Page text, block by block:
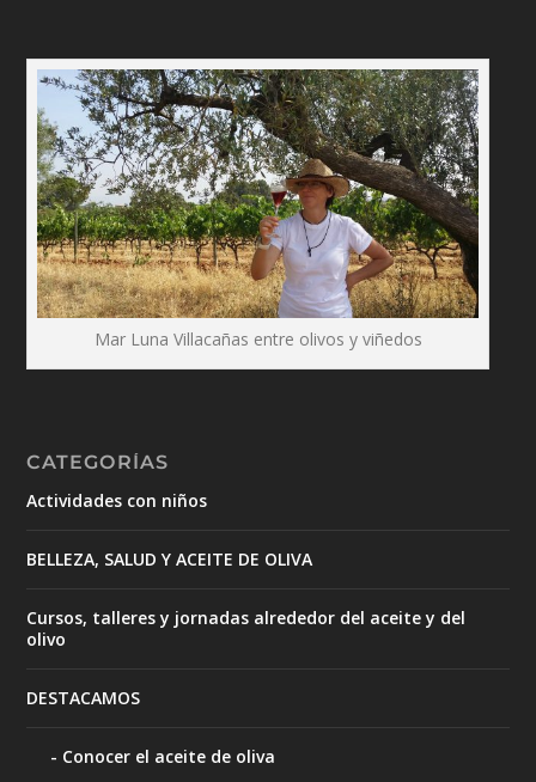
Mar Luna Villacañas entre olivos y viñedos
CATEGORÍAS
Actividades con niños
BELLEZA, SALUD Y ACEITE DE OLIVA
Cursos, talleres y jornadas alrededor del aceite y del
olivo
DESTACAMOS
Conocer el aceite de oliva